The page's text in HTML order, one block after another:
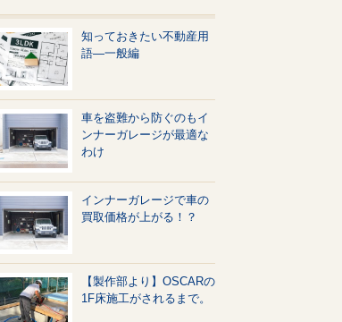
知っておきたい不動産用
語—一般編
車を盗難から防ぐのもイ
ンナーガレージが最適な
わけ
インナーガレージで車の
買取価格が上がる！？
【製作部より】OSCARの
1F床施工がされるまで。